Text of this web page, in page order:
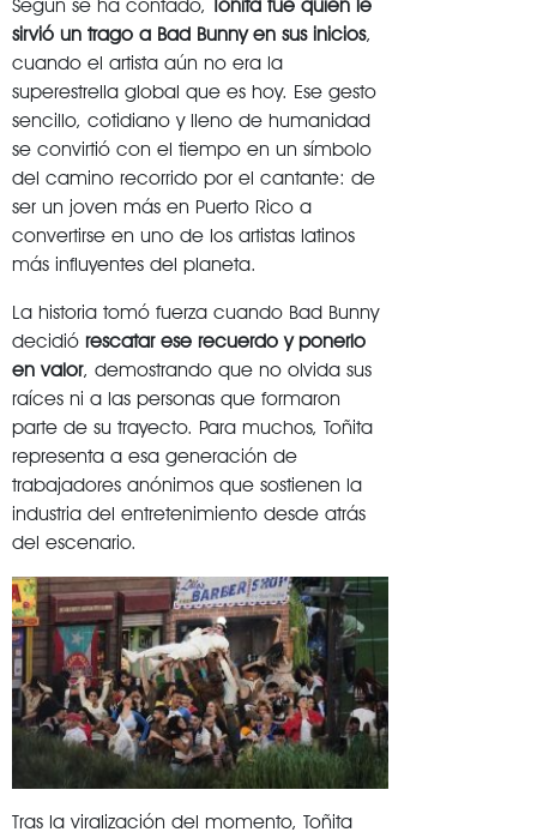
Según se ha contado,
Toñita fue quien le
sirvió un trago a Bad Bunny en sus inicios,
cuando el artista aún no era la
superestrella global que es hoy. Ese gesto
sencillo, cotidiano y lleno de humanidad
se convirtió con el tiempo en un símbolo
del camino recorrido por el cantante: de
ser un joven más en Puerto Rico a
convertirse en uno de los artistas latinos
más influyentes del planeta.
La historia tomó fuerza cuando Bad Bunny
decidió rescatar ese recuerdo y ponerlo
en valor, demostrando que no olvida sus
raíces ni a las personas que formaron
parte de su trayecto. Para muchos, Toñita
representa a esa generación de
trabajadores anónimos que sostienen la
industria del entretenimiento desde atrás
del escenario.
Tras la viralización del momento, Toñita